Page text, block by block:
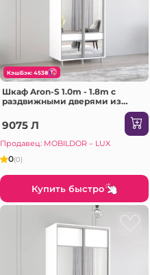
КэшБэк: 4538
Шкаф Aron-S 1.0m - 1.8m с
раздвижными дверями из
(160x60x220H см) Сонома
9075 Л
Продавец: MOBILDOR – LUX
0(0)
Купить быстро